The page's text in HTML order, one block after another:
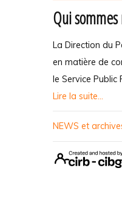
Qui sommes
La Direction du
en matière de
le Service Public
Lire la suite...
NEWS et